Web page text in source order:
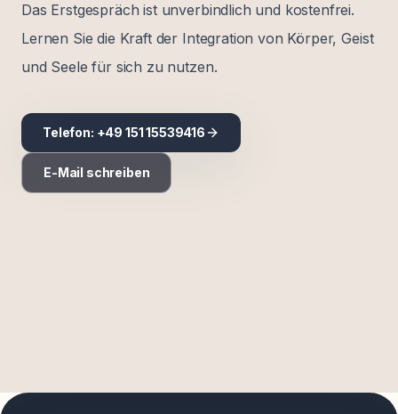
Das Erstgespräch ist unverbindlich und kostenfrei.
Lernen Sie die Kraft der Integration von Körper, Geist
und Seele für sich zu nutzen.
Telefon: +49 151 15539416
E-Mail schreiben